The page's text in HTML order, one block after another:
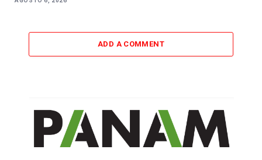
ADD A COMMENT